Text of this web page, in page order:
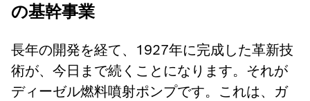
の基幹事業
長年の開発を経て、1927年に完成した革新技
術が、今日まで続くことになります。それが
ディーゼル燃料噴射ポンプです。これは、ガ